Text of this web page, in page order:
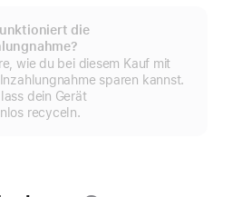
die
wie du bei diesem Kauf mit
sparen kannst.
dein Gerät
recyceln.